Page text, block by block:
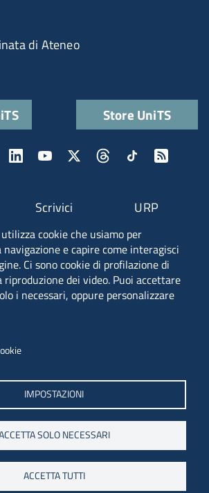
cookie che usiamo per
e capire come interagisci
Ci sono cookie di profilazione di
dei video. Puoi accettare
i necessari, oppure personalizzare
IMPOSTAZIONI
SOLO NECESSARI
ACCETTA TUTTI
1 - 34127 - Trieste, Italia -
7111 - P.IVA 00211830328
- P.E.C. ateneo@pec.units.it
Scrivici URP
di Ateneo
Store UniTS